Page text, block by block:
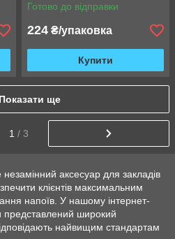
Готово до відправки
224 ₴/упаковка
Купити
Показати ще
1 / 3
незамінний аксесуар для закладів
клієнтів максимальним
напоїв. У нашому інтернет-
представлений широкий
найвищим стандартам